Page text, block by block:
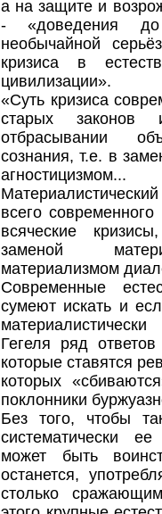
а на защите и
- «доведения
необычайной
кризиса в
цивилизации».
«Суть кризиса
старых
отбрасывании
сознания, т.е. в
агностицизмом...
всего
всяческие
заменой
материализмом
Современные
сумеют искать и
Гегеля ряд
которые ставятся
которых
поклонники
Без того, чтобы
систематически
может быть
останется,
столько